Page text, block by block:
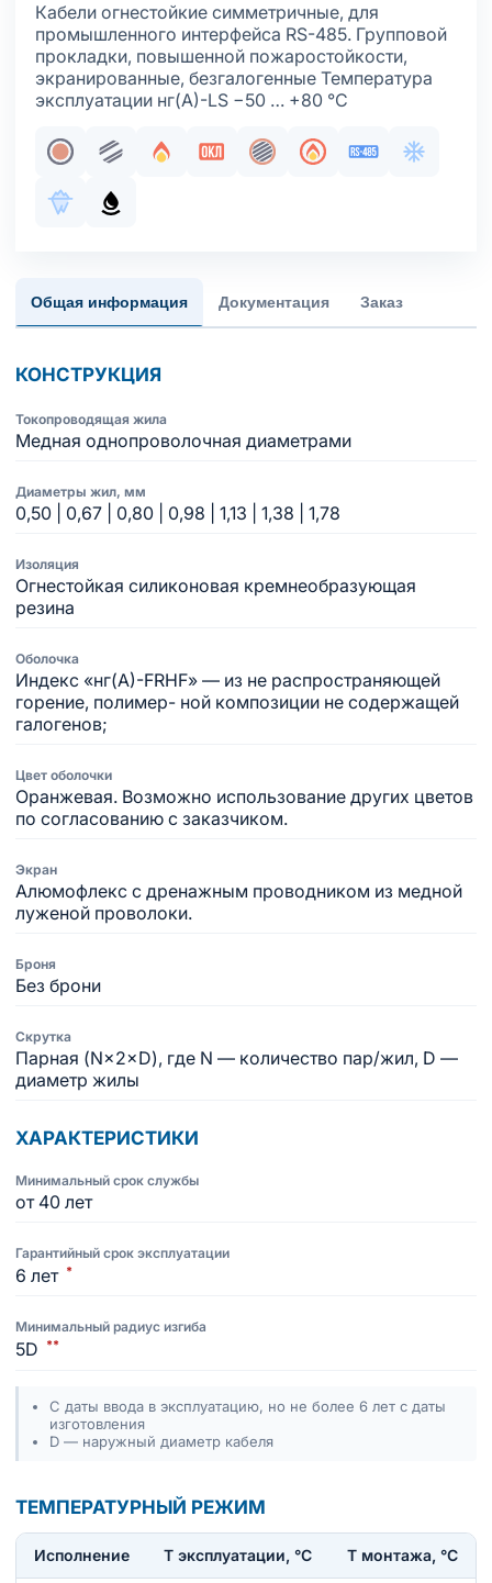
Кабели огнестойкие симметричные, для
промышленного интерфейса RS-485. Групповой
прокладки, повышенной пожаростойкости,
экранированные, безгалогенные Температура
эксплуатации нг(А)-LS −50 … +80 °С
Жила медная однопроволочная
Парная скрутка
Огнестойкость
Сертификация в составе ОКЛ
Общий экранИнтерфейс
Морозостойкое исполнение оболочки
Маслобензостойкое исполнение оболочки
Общая информация Документация Заказ
КОНСТРУКЦИЯ
Токопроводящая жила
Медная однопроволочная диаметрами
Диаметры жил, мм
0,50 | 0,67 | 0,80 | 0,98 | 1,13 | 1,38 | 1,78
Изоляция
Огнестойкая силиконовая кремнеобразующая
резина
Оболочка
Индекс «нг(А)-FRHF» — из не распространяющей
горение, полимер- ной композиции не содержащей
галогенов;
Цвет оболочки
Оранжевая. Возможно использование других цветов
по согласованию с заказчиком.
Экран
Алюмофлекс с дренажным проводником из медной
луженой проволоки.
Броня
Без брони
Скрутка
Парная (N×2×D), где N — количество пар/жил, D —
диаметр жилы
ХАРАКТЕРИСТИКИ
Минимальный срок службы
от 40 лет
Гарантийный срок эксплуатации
6 лет *
Минимальный радиус изгиба
5D **
С даты ввода в эксплуатацию, но не более 6 лет с даты
изготовления
D — наружный диаметр кабеля
ТЕМПЕРАТУРНЫЙ РЕЖИМ
Исполнение T эксплуатации, °С Т монтажа, °С